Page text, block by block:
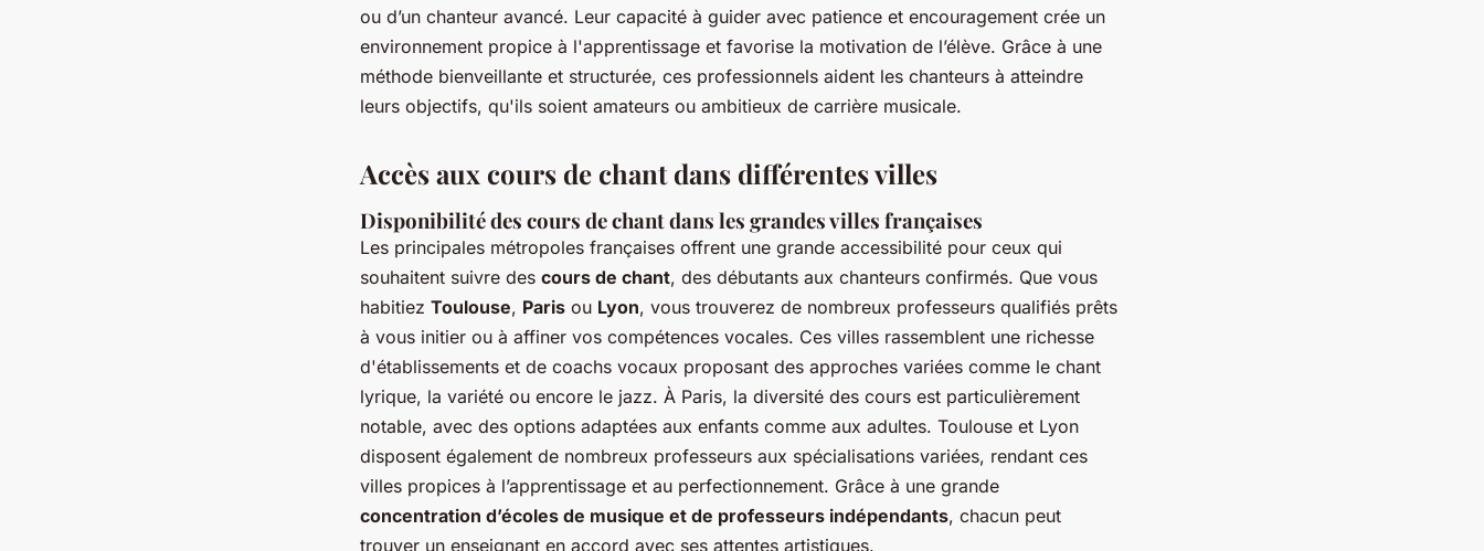
ou d’un chanteur avancé. Leur capacité à guider avec patience et encouragement crée un
environnement propice à l'apprentissage et favorise la motivation de l’élève. Grâce à une
méthode bienveillante et structurée, ces professionnels aident les chanteurs à atteindre
leurs objectifs, qu'ils soient amateurs ou ambitieux de carrière musicale.
Accès aux cours de chant dans différentes villes
Disponibilité des cours de chant dans les grandes villes françaises
Les principales métropoles françaises offrent une grande accessibilité pour ceux qui
souhaitent suivre des cours de chant, des débutants aux chanteurs confirmés. Que vous
habitiez Toulouse, Paris ou Lyon, vous trouverez de nombreux professeurs qualifiés prêts
à vous initier ou à affiner vos compétences vocales. Ces villes rassemblent une richesse
d'établissements et de coachs vocaux proposant des approches variées comme le chant
lyrique, la variété ou encore le jazz. À Paris, la diversité des cours est particulièrement
notable, avec des options adaptées aux enfants comme aux adultes. Toulouse et Lyon
disposent également de nombreux professeurs aux spécialisations variées, rendant ces
villes propices à l’apprentissage et au perfectionnement. Grâce à une grande
concentration d’écoles de musique et de professeurs indépendants, chacun peut
trouver un enseignant en accord avec ses attentes artistiques.